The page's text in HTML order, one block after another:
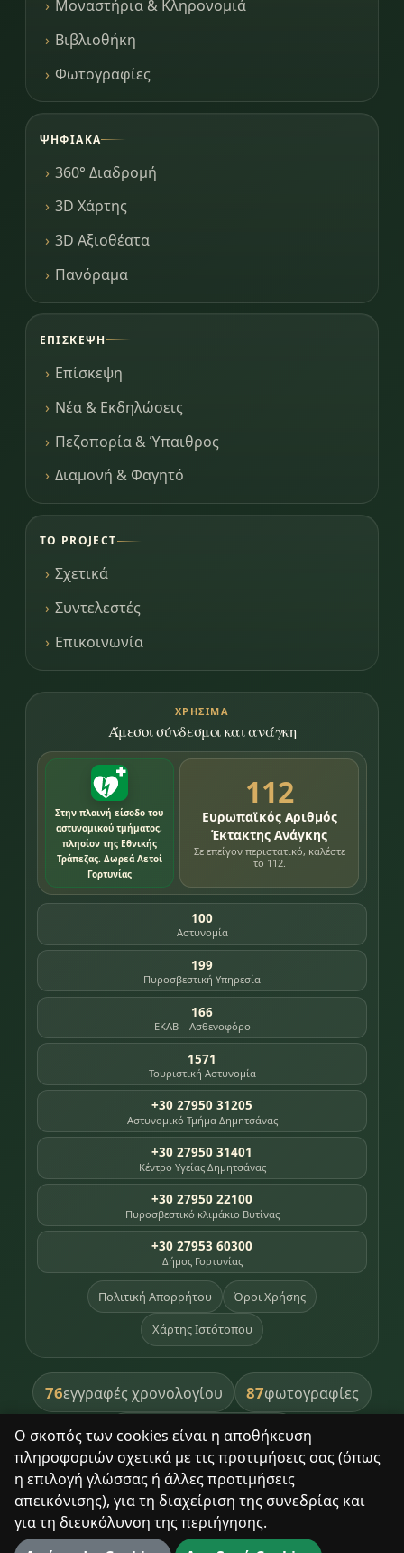
Ο σκοπός των cookies είναι η αποθήκευση
πληροφοριών σχετικά με τις προτιμήσεις σας (όπως
η επιλογή γλώσσας ή άλλες προτιμήσεις
απεικόνισης), για τη διαχείριση της συνεδρίας και
για τη διευκόλυνση της περιήγησης.
Μοναστήρια & Κληρονομιά
Βιβλιοθήκη
Φωτογραφίες
ΨΗΦΙΑΚΆ
360° Διαδρομή
3D Χάρτης
3D Αξιοθέατα
Πανόραμα
ΕΠΊΣΚΕΨΗ
Επίσκεψη
Νέα & Εκδηλώσεις
Πεζοπορία & Ύπαιθρος
Διαμονή & Φαγητό
ΤΟ PROJECT
Σχετικά
Συντελεστές
Επικοινωνία
ΧΡΉΣΙΜΑ
Άμεσοι σύνδεσμοι και ανάγκη
Στην πλαινή είσοδο του
αστυνομικού τμήματος,
πλησίον της Εθνικής
Τράπεζας. Δωρεά Αετοί
Γορτυνίας
112
Ευρωπαϊκός Αριθμός
Έκτακτης Ανάγκης
Σε επείγον περιστατικό, καλέστε
το 112.
100
Αστυνομία
199
Πυροσβεστική Υπηρεσία
166
ΕΚΑΒ – Ασθενοφόρο
1571
Τουριστική Αστυνομία
+30 27950 31205
Αστυνομικό Τμήμα Δημητσάνας
+30 27950 31401
Κέντρο Υγείας Δημητσάνας
+30 27950 22100
Πυροσβεστικό κλιμάκιο Βυτίνας
+30 27953 60300
Δήμος Γορτυνίας
Πολιτική Απορρήτου Όροι Χρήσης
Χάρτης Ιστότοπου
76εγγραφές χρονολογίου 87φωτογραφίες
391βιβλία βιβλιοθήκης
8σημεία κληρονομιάς
Με σεβασμό στον τόπο και τους ανθρώπους του.